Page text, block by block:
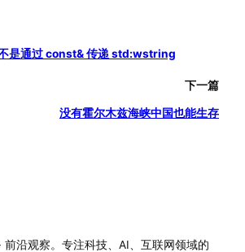
是通过 const& 传递 std:wstring
下一篇
没有霍尔木兹海峡中国也能生存
前沿观察。专注科技、AI、互联网领域的